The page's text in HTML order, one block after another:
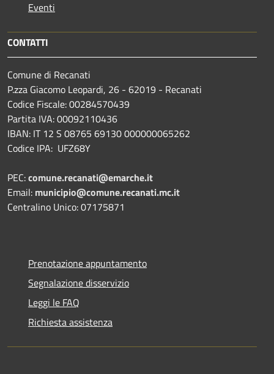
Eventi
CONTATTI
Comune di Recanati
P.zza Giacomo Leopardi, 26 - 62019 - Recanati
Codice Fiscale: 00284570439
Partita IVA: 00092110436
IBAN: IT 12 S 08765 69130 000000065262
Codice IPA: UFZ68Y
PEC:comune.recanati@emarche.it
Email: municipio@comune.recanati.mc.it
Centralino Unico: 07175871
Prenotazione appuntamento
Segnalazione disservizio
Leggi le FAQ
Richiesta assistenza